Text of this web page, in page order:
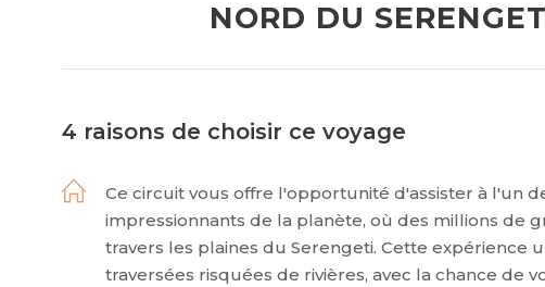
NORD DU
4 raisons de choisir ce voyage
Ce circuit vous offre l'opportunité d'assister à l'un
impressionnants de la planète, où des millions de
travers les plaines du Serengeti. Cette expérience
traversées risquées de rivières, avec la chance de